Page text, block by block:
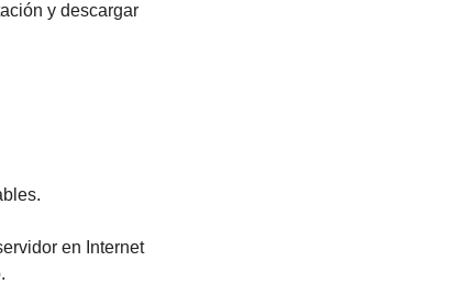
y descargar
en Internet